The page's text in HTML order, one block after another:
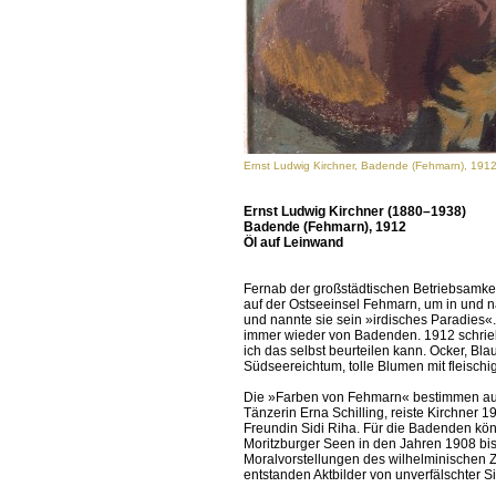
Ernst Ludwig Kirchner, Badende (Fehmarn),
Ernst Ludwig Kirchner (1880–1938)
Badende (Fehmarn), 1912
Öl auf Leinwand
Fernab der großstädtischen
auf der Ostseeinsel Fehmarn, um in und
und nannte sie sein »irdisches
immer wieder von Badenden. 1912
ich das selbst beurteilen kann. Ocker,
Südseereichtum, tolle Blumen mit
Die »Farben von Fehmarn« bestimmen
Tänzerin Erna Schilling, reiste Kirchner
Freundin Sidi Riha. Für die Badenden
Moritzburger Seen in den Jahren 1908
Moralvorstellungen des wilhelminischen
entstanden Aktbilder von unverfälschter